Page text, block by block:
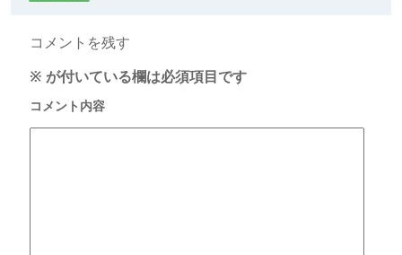
コメントを残す
※ が付いている欄は必須項目です